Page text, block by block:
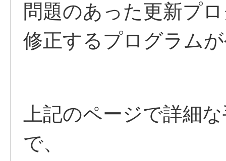
問題のあった更新プ
修正するプログラム
上記のページで詳細
で、